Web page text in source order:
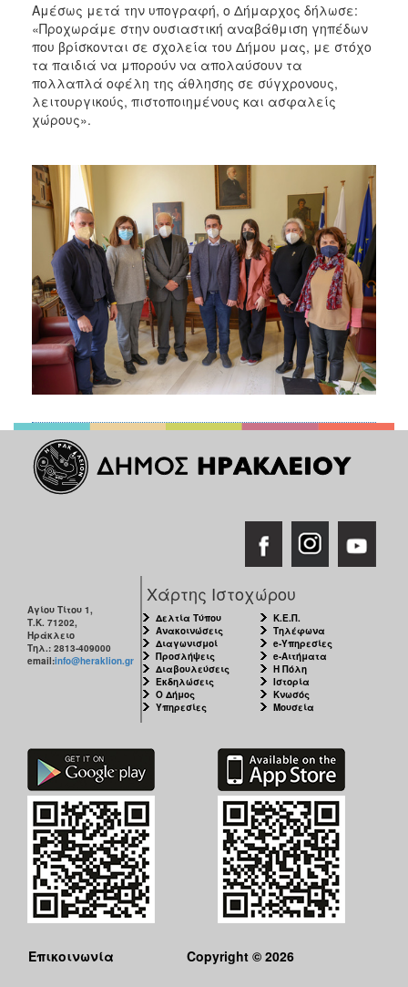
Αμέσως μετά την υπογραφή, ο Δήμαρχος δήλωσε:
«Προχωράμε στην ουσιαστική αναβάθμιση γηπέδων
που βρίσκονται σε σχολεία του Δήμου μας, με στόχο
τα παιδιά να μπορούν να απολαύσουν τα
πολλαπλά οφέλη της άθλησης σε σύγχρονους,
λειτουργικούς, πιστοποιημένους και ασφαλείς
χώρους».
Αγίου Τίτου 1,
Τ.Κ. 71202,
Ηράκλειο
Τηλ.: 2813-409000
email:info@heraklion.gr
Χάρτης Ιστοχώρου
Δελτία Τύπου
Ανακοινώσεις
Διαγωνισμοί
Προσλήψεις
Διαβουλεύσεις
Εκδηλώσεις
Ο Δήμος
Υπηρεσίες
Κ.Ε.Π.
Τηλέφωνα
e-Υπηρεσίες
e-Αιτήματα
Η Πόλη
Ιστορία
Κνωσός
Μουσεία
Επικοινωνία
Copyright © 2026